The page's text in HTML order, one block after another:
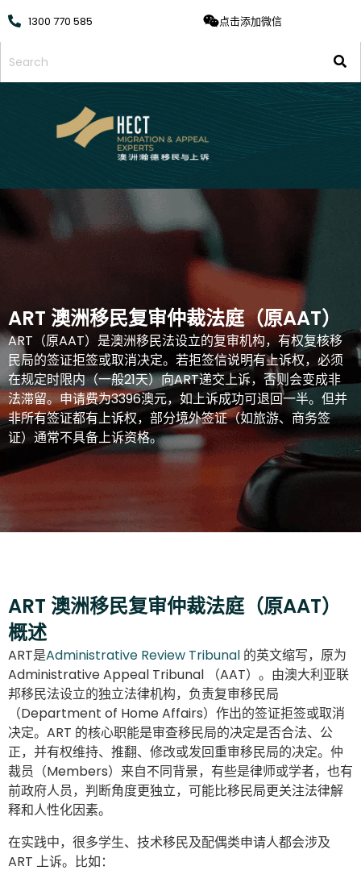
1300 770 585 点击添加微信
ART 澳洲移民复审仲裁法庭（原AAT）
ART（原AAT）是澳洲移民法设立的复审机构，有权复核移
民局的签证拒签或取消决定。若拒签信说明有上诉权，必须
在规定时限内（一般21天）向ART递交上诉，否则会变成非
法滞留。申请费为3396澳元，如上诉成功可退回一半。但并
非所有签证都有上诉权，部分境外签证（如旅游、商务签
证）通常不具备上诉资格。
ART 澳洲移民复审仲裁法庭（原AAT）
概述
ART是Administrative Review Tribunal 的英文缩写，原为
Administrative Appeal Tribunal （AAT）。由澳大利亚联
邦移民法设立的独立法律机构，负责复审移民局
（Department of Home Affairs）作出的签证拒签或取消
决定。ART 的核心职能是审查移民局的决定是否合法、公
正，并有权维持、推翻、修改或发回重审移民局的决定。仲
裁员（Members）来自不同背景，有些是律师或学者，也有
前政府人员，判断角度更独立，可能比移民局更关注法律解
释和人性化因素。
在实践中，很多学生、技术移民及配偶类申请人都会涉及
ART 上诉。比如：